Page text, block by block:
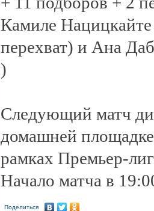
Камиле
перехват) и Ана
)
Следующий матч
домашней
рамках Премьер-
Начало матча в
Поделиться